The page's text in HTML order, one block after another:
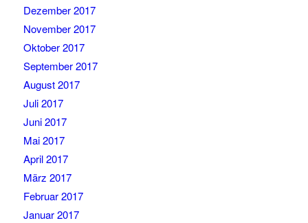
Dezember 2017
November 2017
Oktober 2017
September 2017
August 2017
Juli 2017
Juni 2017
Mai 2017
April 2017
März 2017
Februar 2017
Januar 2017